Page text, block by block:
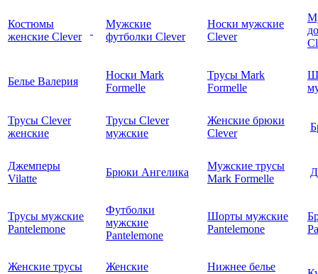
Костюмы
женские Clever
Мужские
футболки Clever
Носки мужские
Clever
Белье Валерия
Носки Mark
Formelle
Трусы Mark
Formelle
Трусы Clever
женские
Трусы Clever
мужские
Женские брюки
Clever
Джемперы
Vilatte
Брюки Ангелика
Мужские трусы
Mark Formelle
Трусы мужские
Pantelemone
Футболки
мужские
Pantelemone
Шорты мужские
Pantelemone
Женские трусы
Женские
Нижнее белье